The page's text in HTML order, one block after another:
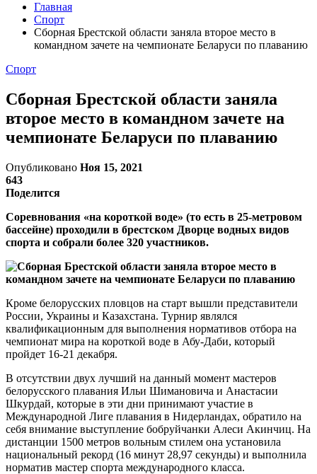
Главная
Спорт
Сборная Брестской области заняла второе место в
командном зачете на чемпионате Беларуси по плаванию
Спорт
Сборная Брестской области заняла
второе место в командном зачете на
чемпионате Беларуси по плаванию
Опубликовано Ноя 15, 2021
643
Поделится
Соревнования «на короткой воде» (то есть в 25-метровом
бассейне) проходили в брестском Дворце водных видов
спорта и собрали более 320 участников.
Кроме белорусских пловцов на старт вышли представители
России, Украины и Казахстана. Турнир являлся
квалификационным для выполнения нормативов отбора на
чемпионат мира на короткой воде в Абу-Даби, который
пройдет 16-21 декабря.
В отсутствии двух лучший на данный момент мастеров
белорусского плавания Ильи Шимановича и Анастасии
Шкурдай, которые в эти дни принимают участие в
Международной Лиге плавания в Нидерландах, обратило на
себя внимание выступление бобруйчанки Алеси Акинчиц. На
дистанции 1500 метров вольным стилем она установила
национальный рекорд (16 минут 28,97 секунды) и выполнила
норматив мастер спорта международного класса.